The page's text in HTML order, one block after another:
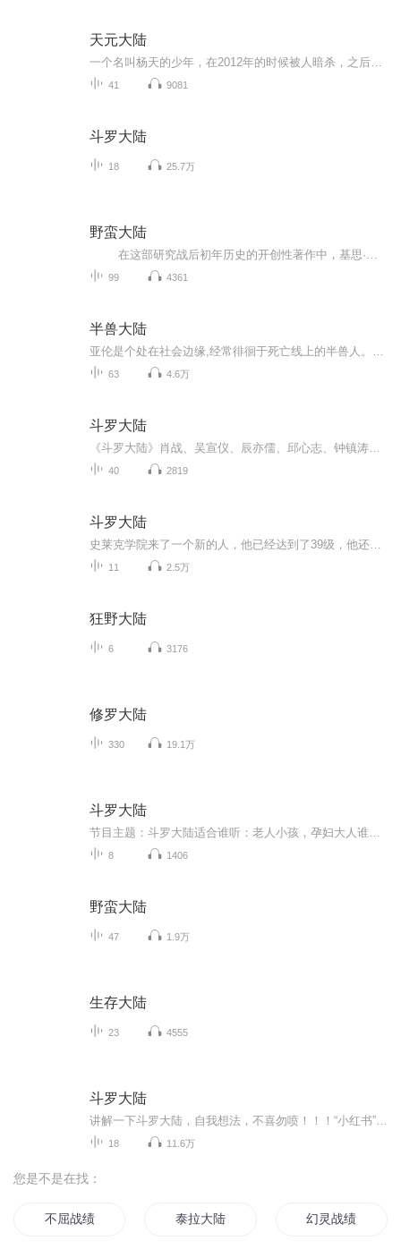
天元大陆
41 9081
斗罗大陆
18 25.7万
野蛮大陆
99 4361
半兽大陆
63 4.6万
斗罗大陆
40 2819
斗罗大陆
11 2.5万
狂野大陆
6 3176
修罗大陆
330 19.1万
斗罗大陆
8 1406
野蛮大陆
47 1.9万
生存大陆
23 4555
斗罗大陆
18 11.6万
您是不是在找：
不屈战绩 泰拉大陆 幻灵战绩